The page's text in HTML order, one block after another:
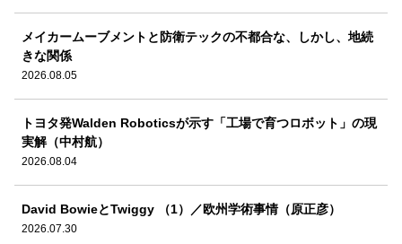
メイカームーブメントと防衛テックの不都合な、しかし、地続
きな関係
2026.08.05
トヨタ発Walden Roboticsが示す「工場で育つロボット」の現
実解（中村航）
2026.08.04
David BowieとTwiggy （1）／欧州学術事情（原正彦）
2026.07.30